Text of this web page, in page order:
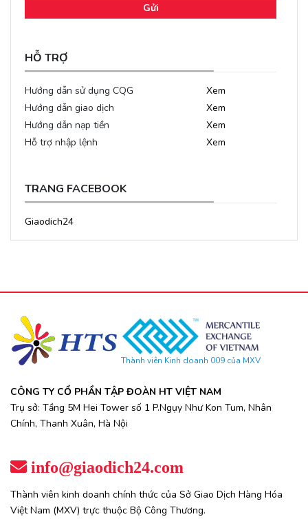
Gửi
HỖ TRỢ
Hướng dẫn sử dụng CQG
Xem
Hướng dẫn giao dịch
Xem
Hướng dẫn nạp tiền
Xem
Hỗ trợ nhập lệnh
Xem
TRANG FACEBOOK
Giaodich24
Thành viên Kinh doanh 009 của MXV
CÔNG TY CỔ PHẦN TẬP ĐOÀN HT VIỆT NAM
Trụ sở: Tầng 5M Hei Tower số 1 P.Ngụy Như Kon Tum, Nhân
Chính, Thanh Xuân, Hà Nội
info@giaodich24.com
Thành viên kinh doanh chính thức của Sở Giao Dịch Hàng Hóa
Việt Nam (MXV) trực thuộc Bộ Công Thương.